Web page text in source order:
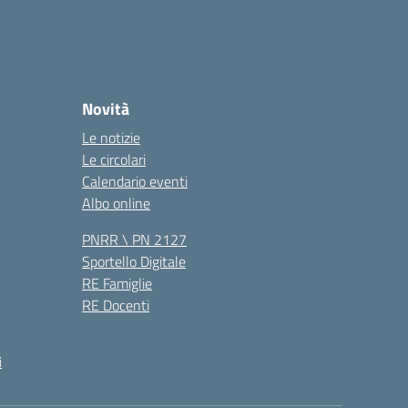
Novità
Le notizie
Le circolari
Calendario eventi
Albo online
PNRR \ PN 2127
Sportello Digitale
RE Famiglie
RE Docenti